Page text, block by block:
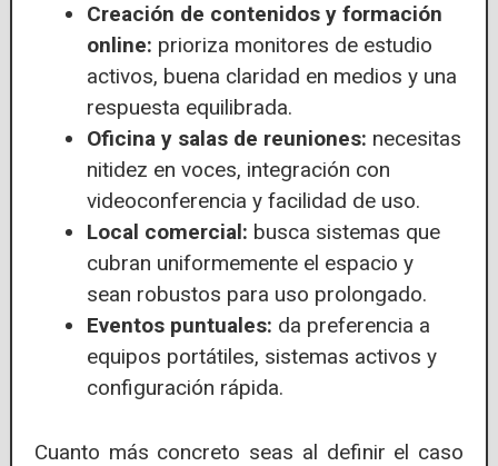
Creación de contenidos y formación
online: prioriza monitores de estudio
activos, buena claridad en medios y una
respuesta equilibrada.
Oficina y salas de reuniones: necesitas
nitidez en voces, integración con
videoconferencia y facilidad de uso.
Local comercial: busca sistemas que
cubran uniformemente el espacio y
sean robustos para uso prolongado.
Eventos puntuales: da preferencia a
equipos portátiles, sistemas activos y
configuración rápida.
Cuanto más concreto seas al definir el caso